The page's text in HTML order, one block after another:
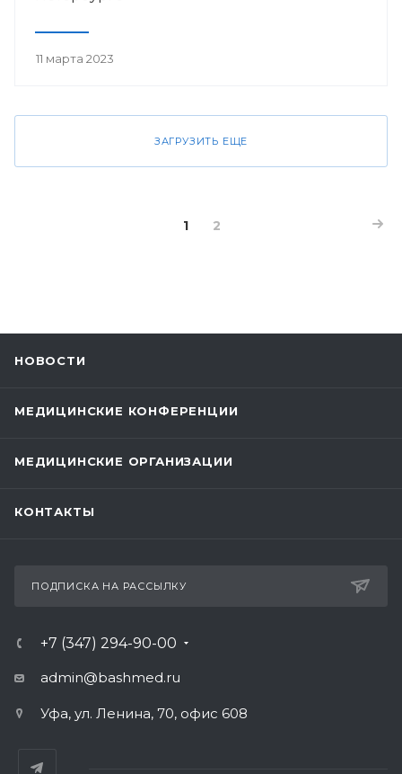
11 марта 2023
ЗАГРУЗИТЬ ЕЩЕ
1 2
НОВОСТИ
МЕДИЦИНСКИЕ КОНФЕРЕНЦИИ
МЕДИЦИНСКИЕ ОРГАНИЗАЦИИ
КОНТАКТЫ
ПОДПИСКА НА РАССЫЛКУ
+7 (347) 294-90-00
admin@bashmed.ru
Уфа, ул. Ленина, 70, офис 608